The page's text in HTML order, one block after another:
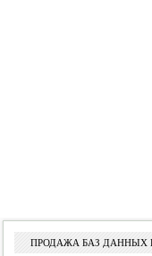
ПРОДАЖА БАЗ ДАННЫХ